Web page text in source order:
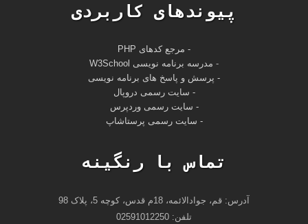
پیوندهای کاربردی
- مرجع کدهای PHP
- مدرسه برنامه نویسی W3School
- پرسش و پاسخ های برنامه نویسی
- سایت رسمی دروپال
- سایت رسمی وردپرس
- سایت رسمی پرستاشاپ
تماس با رنگینه
آدرس: قم، جوادالائمه، 18م قدس، کوچه 5، پلاک 98
تلفن: 02591012250